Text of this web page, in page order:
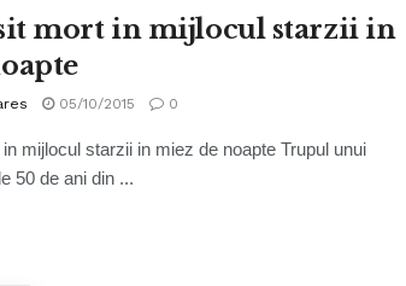
mort in mijlocul starzii in
05/10/2015 0
mijlocul starzii in miez de noapte Trupul unui
50 de ani din ...